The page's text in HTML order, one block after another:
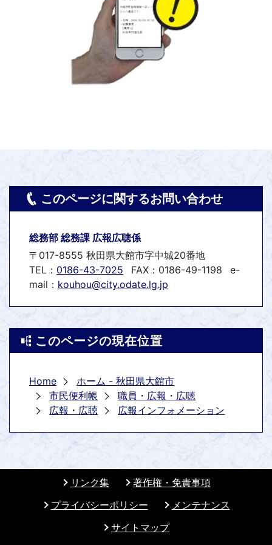
このページに関するお問い合わせ
総務部 総務課 広報広聴係
〒017-8555 秋田県大館市字中城20番地
TEL： 0186-43-7025 FAX：0186-49-1198
e-
mail： kouhou@city.odate.lg.jp
このページの現在位置
Home
ホーム - 秋田県大館市
市民便利帳
職員・広報・広聴
広報・広聴
広報インフォメーション
リンク集
著作権・免責事項
プライバシーポリシー
メンテナンス
サイトマップ